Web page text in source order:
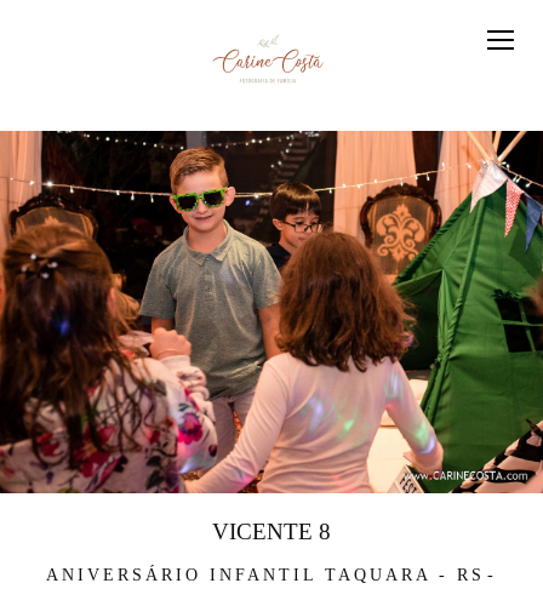
ANIVERSÁRIO INFANTIL TAQUARA - RS
VICENTE 8